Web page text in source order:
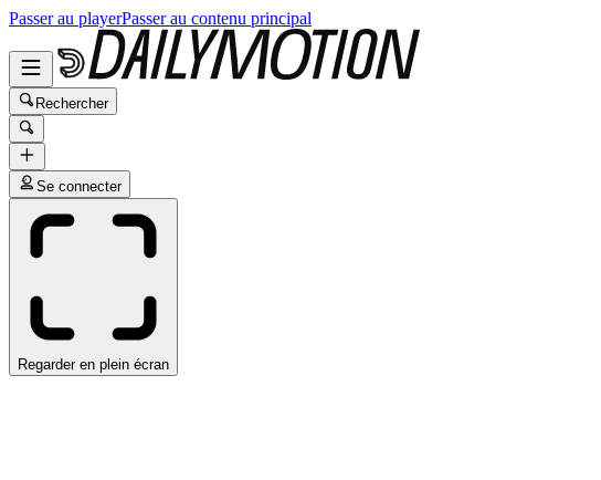
Passer au playerPasser au contenu principal
Rechercher
Se connecter
Regarder en plein écran